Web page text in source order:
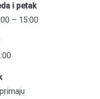
i petak
– 15:00